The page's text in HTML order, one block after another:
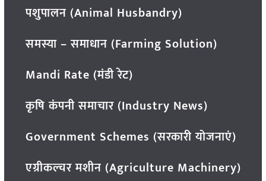
पशुपालन (Animal Husbandry)
समस्या – समाधान (Farming Solution)
Mandi Rate (मंडी रेट)
कृषि कंपनी समाचार (Industry News)
Government Schemes (सरकारी योजनाएं)
एग्रीकल्चर मशीन (Agriculture Machinery)